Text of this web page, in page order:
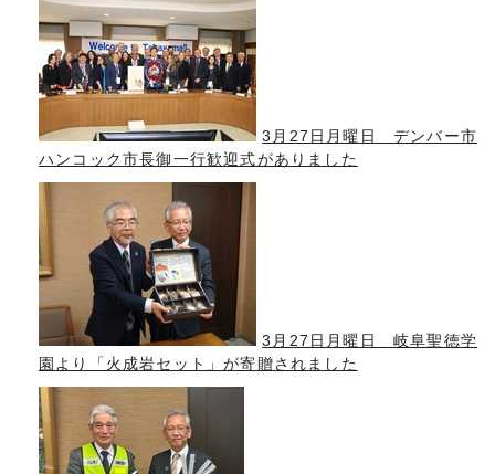
3月27日月曜日 デンバー市
ハンコック市長御一行歓迎式がありました
3月27日月曜日 岐阜聖徳学
園より「火成岩セット」が寄贈されました